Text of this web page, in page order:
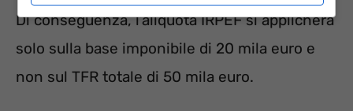
Di conseguenza, l’aliquota IRPEF si applicherà
solo sulla base imponibile di 20 mila euro e
non sul TFR totale di 50 mila euro.